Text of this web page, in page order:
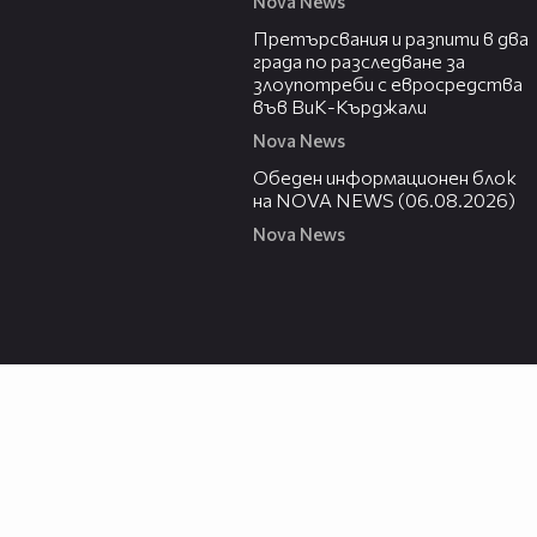
Претърсвания и разпити в два
града по разследване за
злоупотреби с евросредства
във ВиК-Кърджали
Nova News
Обеден информационен блок
на NOVA NEWS (06.08.2026)
Nova News